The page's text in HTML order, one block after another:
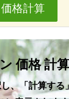
価格計算
価格 計
、「計算す